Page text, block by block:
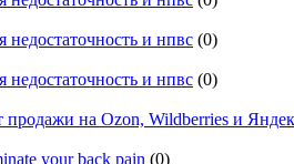
недостаточность и нпвс (0)
недостаточность и нпвс (0)
продажи на Ozon, Wildberries и
your back pain (0)